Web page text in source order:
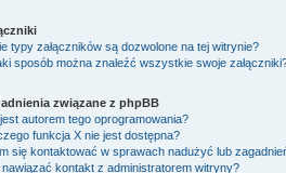
typy załączników są dozwolone na tej witrynie?
sposób można znaleźć wszystkie swoje
związane z phpBB
autorem tego oprogramowania?
funkcja X nie jest dostępna?
się kontaktować w sprawach nadużyć lub
kontakt z administratorem witryny?